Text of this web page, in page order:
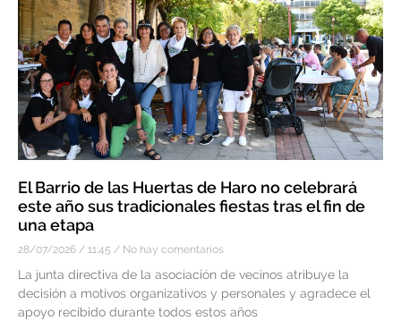
El Barrio de las Huertas de Haro no celebrará
este año sus tradicionales fiestas tras el fin de
una etapa
28/07/2026 11:45 No hay comentarios
La junta directiva de la asociación de vecinos atribuye la
decisión a motivos organizativos y personales y agradece el
apoyo recibido durante todos estos años